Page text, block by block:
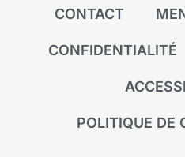
CONTACT
CONFIDENTIALITÉ
POLITIQUE DE